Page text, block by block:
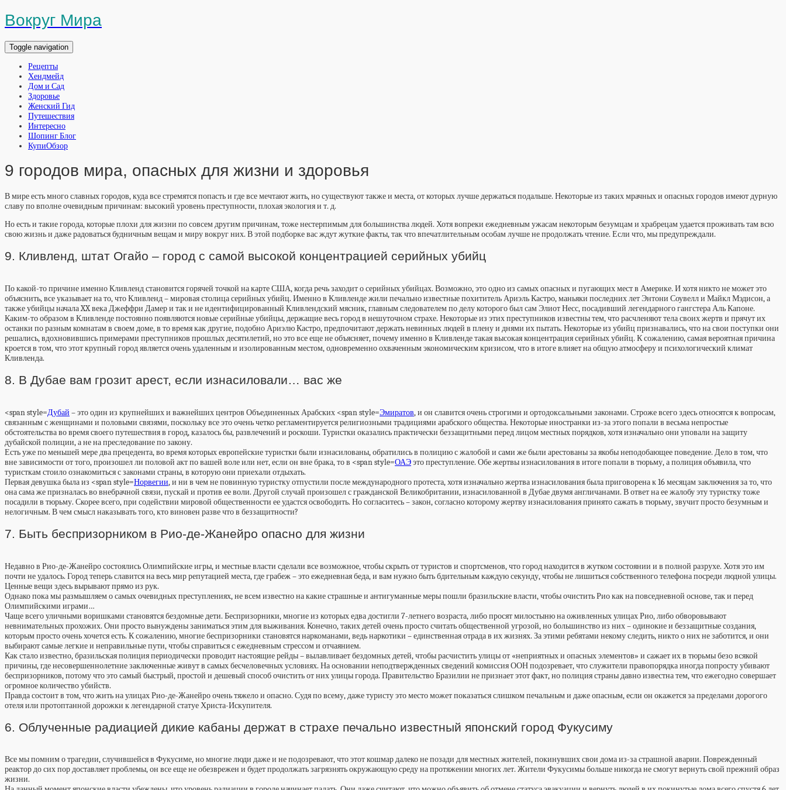
Вокруг Мира
Toggle navigation
Рецепты
Хендмейд
Дом и Сад
Здоровье
Женский Гид
Путешествия
Интересно
Шопинг Блог
КупиОбзор
9 городов мира, опасных для жизни и здоровья
В мире есть много славных городов, куда все стремятся попасть и где все мечтают жить, но существуют также и места, от которых лучше держаться подальше. Некоторые из таких мрачных и опасных городов имеют дурную
славу по вполне очевидным причинам: высокий уровень преступности, плохая экология и т. д.
Но есть и такие города, которые плохи для жизни по совсем другим причинам, тоже нестерпимым для большинства людей. Хотя вопреки ежедневным ужасам некоторым безумцам и храбрецам удается проживать там всю
свою жизнь и даже радоваться будничным вещам и миру вокруг них. В этой подборке вас ждут жуткие факты, так что впечатлительным особам лучше не продолжать чтение. Если что, мы предупреждали.
9. Кливленд, штат Огайо – город с самой высокой концентрацией серийных убийц
По какой-то причине именно Кливленд становится горячей точкой на карте США, когда речь заходит о серийных убийцах. Возможно, это одно из самых опасных и пугающих мест в Америке. И хотя никто не может это
объяснить, все указывает на то, что Кливленд – мировая столица серийных убийц. Именно в Кливленде жили печально известные похититель Ариэль Кастро, маньяки последних лет Энтони Соувелл и Майкл Мэдисон, а
также убийцы начала XX века Джеффри Дамер и так и не идентифицированный Кливлендский мясник, главным следователем по делу которого был сам Элиот Несс, посадивший легендарного гангстера Аль Капоне.
Каким-то образом в Кливленде постоянно появляются новые серийные убийцы, держащие весь город в нешуточном страхе. Некоторые из этих преступников известны тем, что расчленяют тела своих жертв и прячут их
останки по разным комнатам в своем доме, в то время как другие, подобно Ариэлю Кастро, предпочитают держать невинных людей в плену и днями их пытать. Некоторые из убийц признавались, что на свои поступки они
решались, вдохновившись примерами преступников прошлых десятилетий, но это все еще не объясняет, почему именно в Кливленде такая высокая концентрация серийных убийц. К сожалению, самая вероятная причина
кроется в том, что этот крупный город является очень удаленным и изолированным местом, одновременно охваченным экономическим кризисом, что в итоге влияет на общую атмосферу и психологический климат
Кливленда.
8. В Дубае вам грозит арест, если изнасиловали… вас же
<span style=Дубай – это один из крупнейших и важнейших центров Объединенных Арабских <span style=Эмиратов, и он славится очень строгими и ортодоксальными законами. Строже всего здесь относятся к вопросам,
связанным с женщинами и половыми связями, поскольку все это очень четко регламентируется религиозными традициями арабского общества. Некоторые иностранки из-за этого попали в весьма непростые
обстоятельства во время своего путешествия в город, казалось бы, развлечений и роскоши. Туристки оказались практически беззащитными перед лицом местных порядков, хотя изначально они уповали на защиту
дубайской полиции, а не на преследование по закону.
Есть уже по меньшей мере два прецедента, во время которых европейские туристки были изнасилованы, обратились в полицию с жалобой и сами же были арестованы за якобы неподобающее поведение. Дело в том, что
вне зависимости от того, произошел ли половой акт по вашей воле или нет, если он вне брака, то в <span style=ОАЭэто преступление. Обе жертвы изнасилования в итоге попали в тюрьму, а полиция объявила, что
туристкам стоило ознакомиться с законами страны, в которую они приехали отдыхать.
Первая девушка была из <span style=Норвегии, и ни в чем не повинную туристку отпустили после международного протеста, хотя изначально жертва изнасилования была приговорена к 16 месяцам заключения за то, что
она сама же призналась во внебрачной связи, пускай и против ее воли. Другой случай произошел с гражданской Великобритании, изнасилованной в Дубае двумя англичанами. В ответ на ее жалобу эту туристку тоже
посадили в тюрьму. Скорее всего, при содействии мировой общественности ее удастся освободить. Но согласитесь – закон, согласно которому жертву изнасилования принято сажать в тюрьму, звучит просто безумным и
нелогичным. В чем смысл наказывать того, кто виновен разве что в беззащитности?
7. Быть беспризорником в Рио-де-Жанейро опасно для жизни
Недавно в Рио-де-Жанейро состоялись Олимпийские игры, и местные власти сделали все возможное, чтобы скрыть от туристов и спортсменов, что город находится в жутком состоянии и в полной разрухе. Хотя это им
почти не удалось. Город теперь славится на весь мир репутацией места, где грабеж – это ежедневная беда, и вам нужно быть бдительным каждую секунду, чтобы не лишиться собственного телефона посреди людной улицы.
Ценные вещи здесь вырывают прямо из рук.
Однако пока мы размышляем о самых очевидных преступлениях, не всем известно на какие страшные и антигуманные меры пошли бразильские власти, чтобы очистить Рио как на повседневной основе, так и перед
Олимпийскими играми…
Чаще всего уличными воришками становятся бездомные дети. Беспризорники, многие из которых едва достигли 7-летнего возраста, либо просят милостыню на оживленных улицах Рио, либо обворовывают
невнимательных прохожих. Они просто вынуждены заниматься этим для выживания. Конечно, таких детей очень просто считать общественной угрозой, но большинство из них – одинокие и беззащитные создания,
которым просто очень хочется есть. К сожалению, многие беспризорники становятся наркоманами, ведь наркотики – единственная отрада в их жизнях. За этими ребятами некому следить, никто о них не заботится, и они
выбирают самые легкие и неправильные пути, чтобы справиться с ежедневным стрессом и отчаянием.
Как стало известно, бразильская полиция периодически проводит настоящие рейды – вылавливает бездомных детей, чтобы расчистить улицы от «неприятных и опасных элементов» и сажает их в тюрьмы безо всякой
причины, где несовершеннолетние заключенные живут в самых бесчеловечных условиях. На основании неподтвержденных сведений комиссия ООН подозревает, что служители правопорядка иногда попросту убивают
беспризорников, потому что это самый быстрый, простой и дешевый способ очистить от них улицы города. Правительство Бразилии не признает этот факт, но полиция страны давно известна тем, что ежегодно совершает
огромное количество убийств.
Правда состоит в том, что жить на улицах Рио-де-Жанейро очень тяжело и опасно. Судя по всему, даже туристу это место может показаться слишком печальным и даже опасным, если он окажется за пределами дорогого
отеля или протоптанной дорожки к легендарной статуе Христа-Искупителя.
6. Облученные радиацией дикие кабаны держат в страхе печально известный японский город Фукусиму
Все мы помним о трагедии, случившейся в Фукусиме, но многие люди даже и не подозревают, что этот кошмар далеко не позади для местных жителей, покинувших свои дома из-за страшной аварии. Поврежденный
реактор до сих пор доставляет проблемы, он все еще не обезврежен и будет продолжать загрязнять окружающую среду на протяжении многих лет. Жители Фукусимы больше никогда не смогут вернуть свой прежний образ
жизни.